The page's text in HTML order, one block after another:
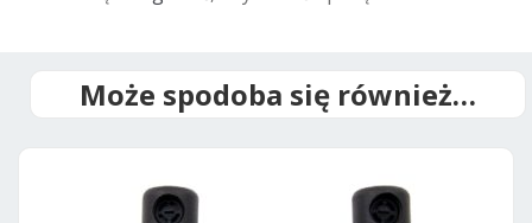
Może spodoba się również…